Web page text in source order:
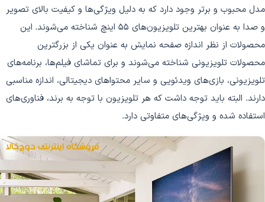
مدل محبوب و برتر وجود دارد که به دلیل ویژگی‌ها و کیفیت بالای تصویر
و صدا به عنوان بهترین تلویزیون‌های 55 اینچ شناخته می‌شوند.
این
محصولات از نظر اندازه صفحه نمایش به عنوان یکی از بزرگترین
محصولات تلویزیونی شناخته می‌شوند و برای تماشای فیلم‌ها، برنامه‌های
تلویزیونی، بازی‌های ویدئویی و سایر محتواهای دیجیتالی، اندازه مناسبی
دارند. البته باید توجه داشت که هر تلویزیون با توجه به برند، فناوری‌های
استفاده شده و ویژگی‌های متفاوتی دارد.